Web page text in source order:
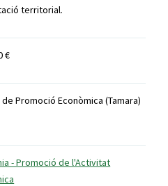
territorial.
€
de Promoció Econòmica (Tamara)
- Promoció de l'Activitat